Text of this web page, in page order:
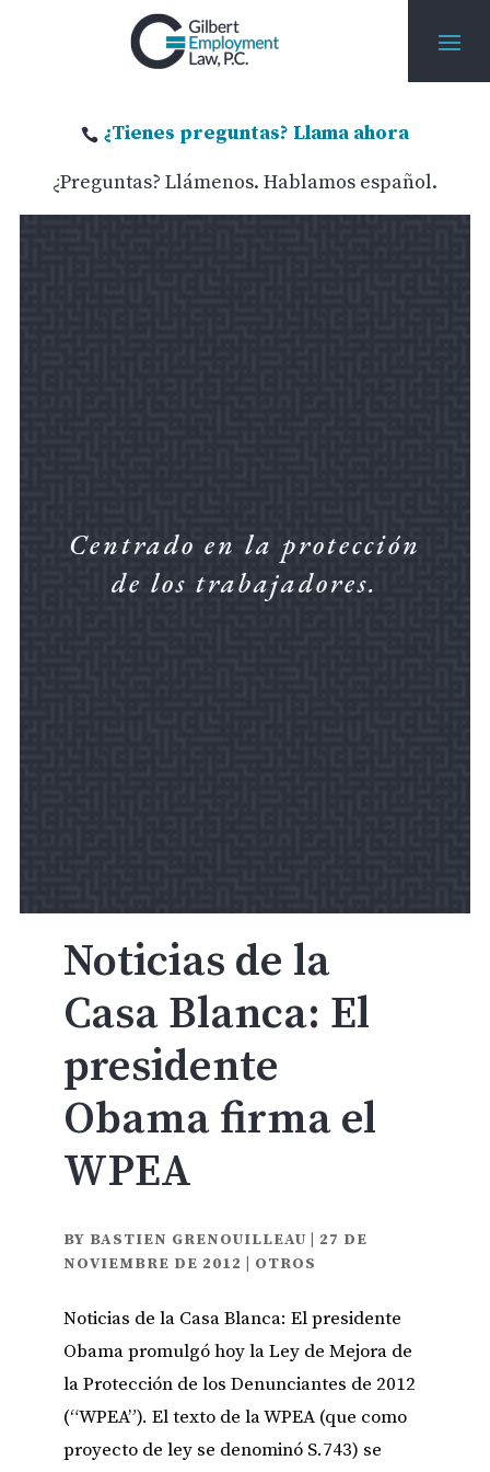
 ¿Tienes preguntas? Llama ahora
¿Preguntas? Llámenos. Hablamos español.
Centrado en la protección
de los trabajadores.
Noticias de la
Casa Blanca: El
presidente
Obama firma el
WPEA
BY BASTIEN GRENOUILLEAU
27 DE
NOVIEMBRE DE 2012
OTROS
Noticias de la Casa Blanca: El presidente
Obama promulgó hoy la Ley de Mejora de
la Protección de los Denunciantes de 2012
(“WPEA”). El texto de la WPEA (que como
proyecto de ley se denominó S.743) se